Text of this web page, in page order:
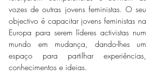
vozes de outras jovens feministas. O seu
objectivo é capacitar jovens feministas na
Europa para serem líderes activistas num
mundo em mudança, dando-lhes um
espaço para partilhar experiências,
conhecimentos e ideias.